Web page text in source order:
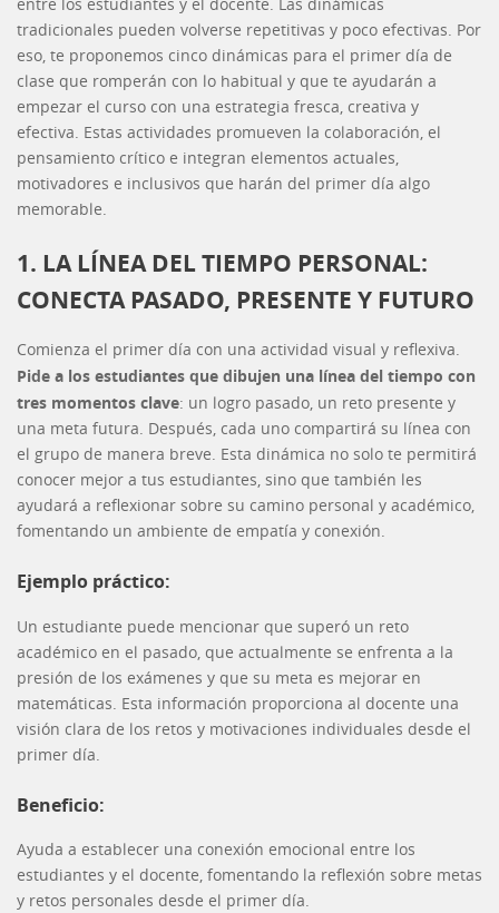
entre los estudiantes y el docente. Las dinámicas
tradicionales pueden volverse repetitivas y poco efectivas. Por
eso, te proponemos cinco dinámicas para el primer día de
clase que romperán con lo habitual y que te ayudarán a
empezar el curso con una estrategia fresca, creativa y
efectiva. Estas actividades promueven la colaboración, el
pensamiento crítico e integran elementos actuales,
motivadores e inclusivos que harán del primer día algo
memorable.
1. LA LÍNEA DEL TIEMPO PERSONAL:
CONECTA PASADO, PRESENTE Y FUTURO
Comienza el primer día con una actividad visual y reflexiva.
Pide a los estudiantes que dibujen una línea del tiempo con
tres momentos clave: un logro pasado, un reto presente y
una meta futura. Después, cada uno compartirá su línea con
el grupo de manera breve. Esta dinámica no solo te permitirá
conocer mejor a tus estudiantes, sino que también les
ayudará a reflexionar sobre su camino personal y académico,
fomentando un ambiente de empatía y conexión.
Ejemplo práctico:
Un estudiante puede mencionar que superó un reto
académico en el pasado, que actualmente se enfrenta a la
presión de los exámenes y que su meta es mejorar en
matemáticas. Esta información proporciona al docente una
visión clara de los retos y motivaciones individuales desde el
primer día.
Beneficio:
Ayuda a establecer una conexión emocional entre los
estudiantes y el docente, fomentando la reflexión sobre metas
y retos personales desde el primer día.